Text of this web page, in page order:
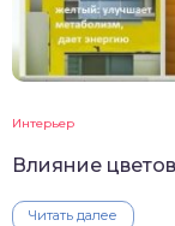
Интерьер
Влияние
Читать далее